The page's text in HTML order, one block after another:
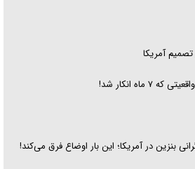
آمریکا
ماه انکار شد!
بنزین در آمریکا؛ این بار اوضاع فرق می‌کند!